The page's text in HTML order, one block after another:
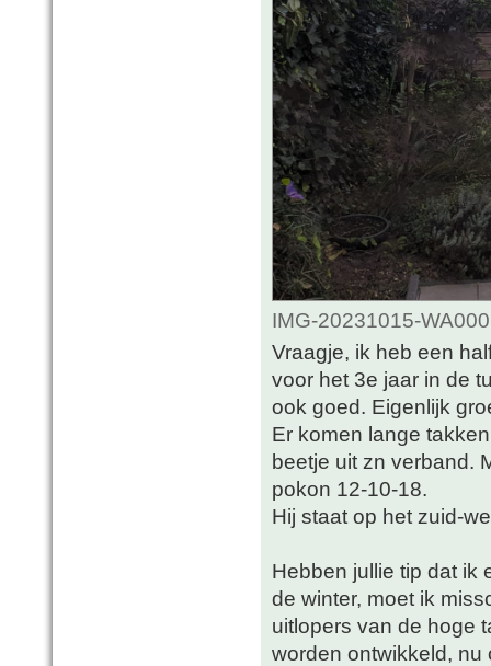
IMG-20231015-
Vraagje, ik heb een
voor het 3e jaar in de
ook goed. Eigenlijk
Er komen lange
beetje uit zn verband.
pokon 12-10-18.
Hij staat op het zuid-
Hebben jullie tip dat ik
de winter, moet ik
uitlopers van de hoge
worden ontwikkeld,